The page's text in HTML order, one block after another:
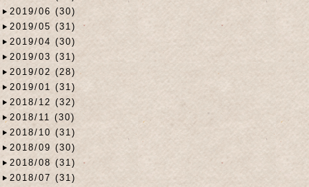
2019/06 (30)
2019/05 (31)
2019/04 (30)
2019/03 (31)
2019/02 (28)
2019/01 (31)
2018/12 (32)
2018/11 (30)
2018/10 (31)
2018/09 (30)
2018/08 (31)
2018/07 (31)